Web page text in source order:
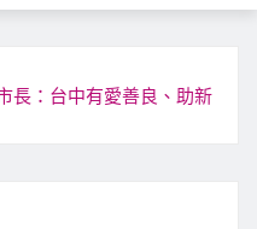
長：台中有愛善良、助新